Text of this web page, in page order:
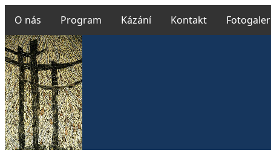
O nás Program Kázání Kontakt